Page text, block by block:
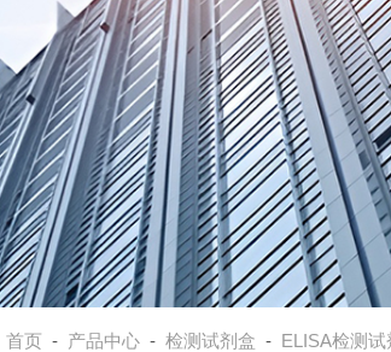
首页 - 产品中心- 检测试剂盒 - ELISA检测试